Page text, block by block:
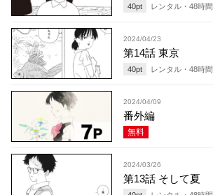
40pt レンタル・ 48時間
2024/04/23
第14話 東京
40pt レンタル・ 48時間
2024/04/09
番外編
無料
2024/03/26
第13話 そして夏